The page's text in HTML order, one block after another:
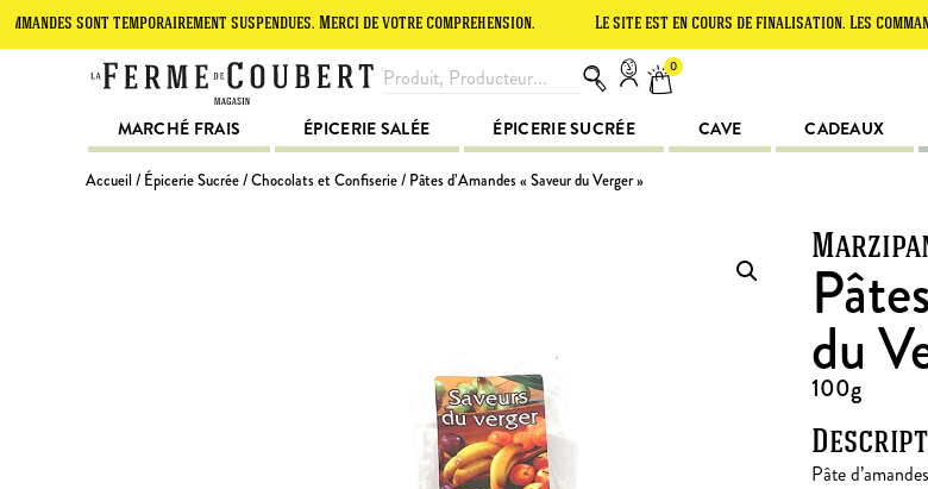
temporairement suspendues. Merci de votre compréhension. Le site est en cours de finalisation. Les commandes
0
MARCHÉ FRAIS ÉPICERIE SALÉE ÉPICERIE SUCRÉE CAVE CADEAUX
Accueil / Épicerie Sucrée/Chocolats et Confiserie/ Pâtes d’Amandes « Saveur du Verger »
du
100g
Pâte